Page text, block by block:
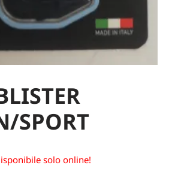
SPORT
solo online!